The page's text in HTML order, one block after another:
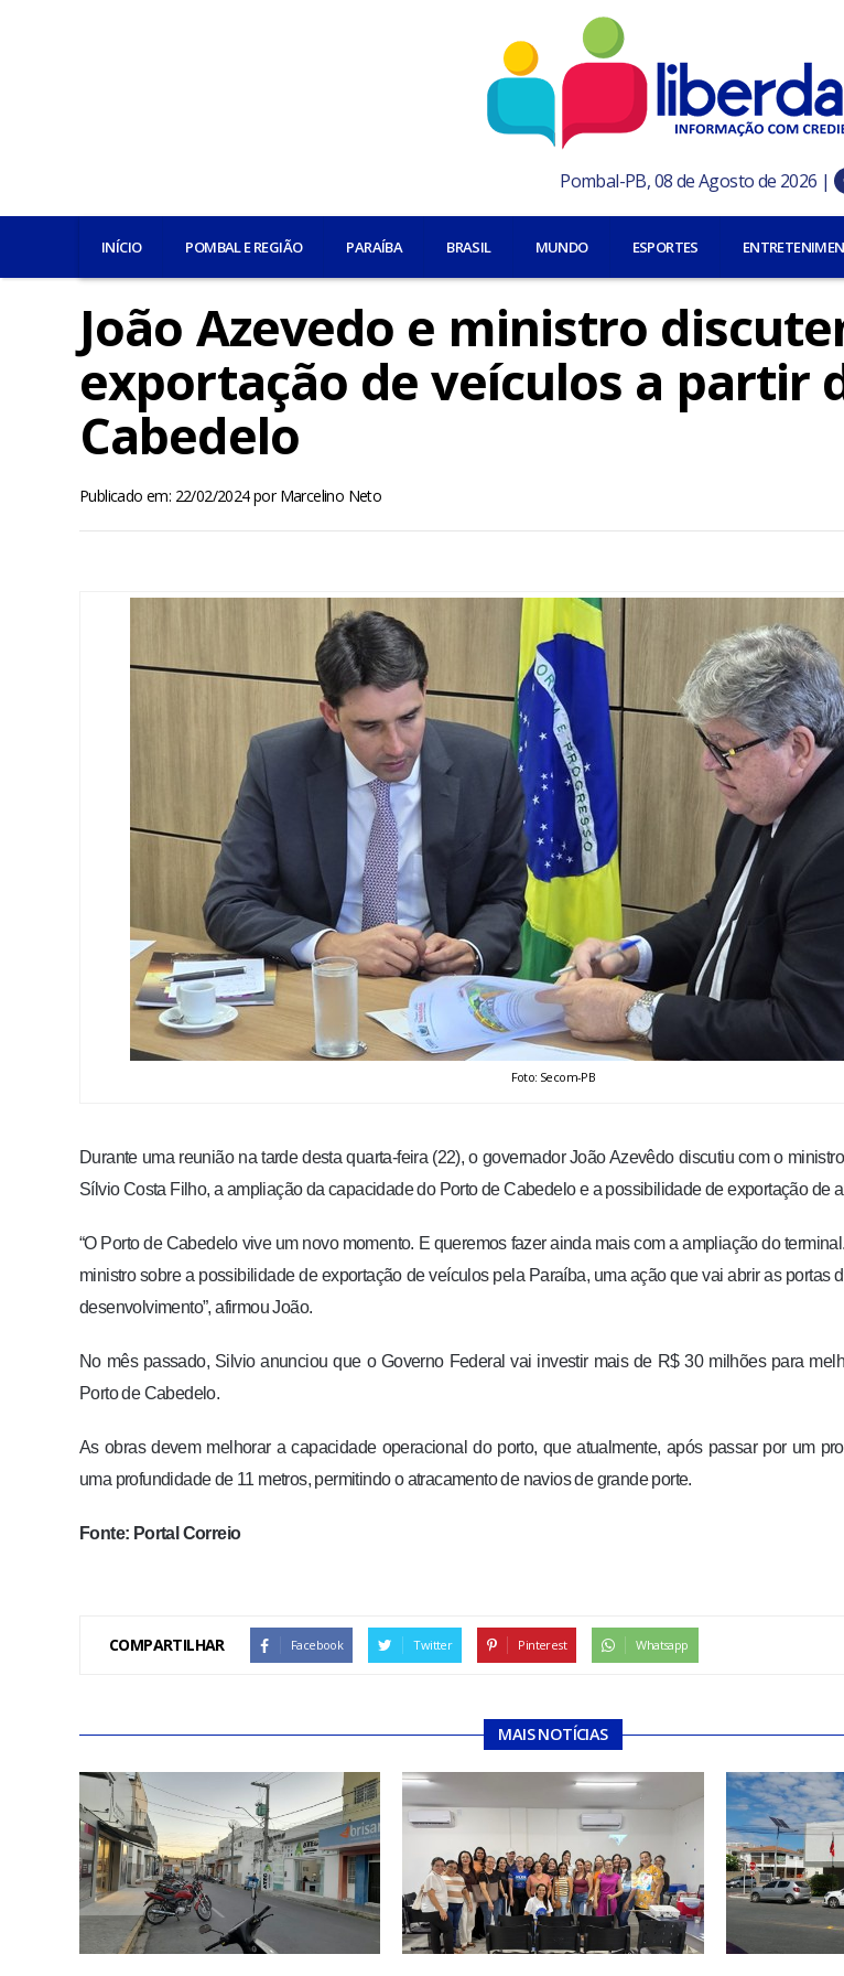
Pombal-PB, 08 de Agosto de 2026 |
INÍCIO POMBAL E REGIÃO PARAÍBA BRASIL MUNDO ESPORTES
João Azevedo e ministro
exportação de veículos a partir
Cabedelo
Publicado em: 22/02/2024porMarcelino Neto
Foto: Secom-PB
Durante uma reunião na tarde desta quarta-feira (22), o governador João Azevêdo discutiu com o
Sílvio Costa Filho, a ampliação da capacidade do Porto de Cabedelo e a possibilidade de exportação de
“O Porto de Cabedelo vive um novo momento. E queremos fazer ainda mais com a ampliação do
ministro sobre a possibilidade de exportação de veículos pela Paraíba, uma ação que vai abrir as portas
desenvolvimento”, afirmou João.
No mês passado, Silvio anunciou que o Governo Federal vai investir mais de R$ 30 milhões para
Porto de Cabedelo.
As obras devem melhorar a capacidade operacional do porto, que atualmente, após passar por um
uma profundidade de 11 metros, permitindo o atracamento de navios de grande porte.
Fonte: Portal Correio
COMPARTILHAR Facebook Twitter Pinterest Whatsapp
MAIS NOTÍCIAS